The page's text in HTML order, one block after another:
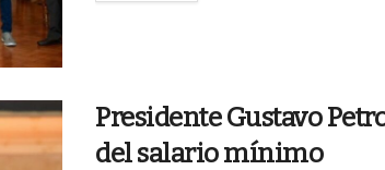
Presidente Gustavo
del salario mínimo